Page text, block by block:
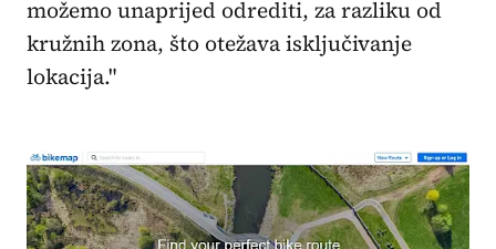
možemo unaprijed odrediti, za razliku od
kružnih zona, što otežava isključivanje
lokacija."